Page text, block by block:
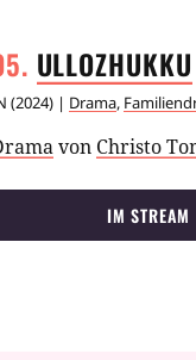
ULLOZHUKKU
(2024) | Drama,
von Christo
IM STREAM